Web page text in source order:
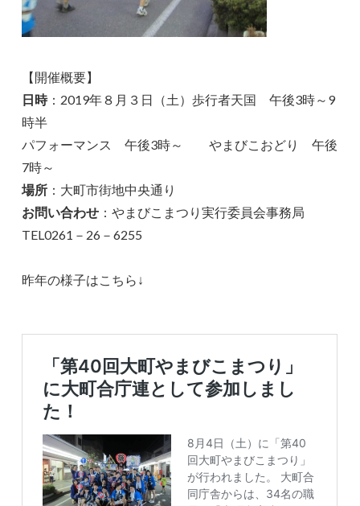
【開催概要】
日時：2019年８月３日（土）歩行者天国 午後3時～9
時半
パフォーマンス 午後3時～ やまびこおどり 午後
7時～
場所 ：大町市街地中央通り
お問い合わせ ：やまびこまつり実行委員会事務局
TEL0261－26－6255
昨年の様子はこちら↓